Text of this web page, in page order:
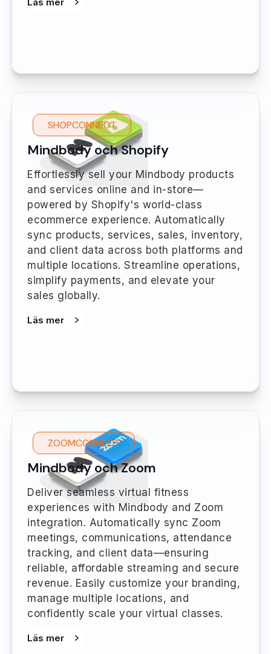
SHOPCONNECT
Mindbody och Shopify
Effortlessly sell your Mindbody products
and services online and in-store—
powered by Shopify's world-class
ecommerce experience. Automatically
sync products, services, sales, inventory,
and client data across both platforms and
multiple locations. Streamline operations,
simplify payments, and elevate your
sales globally.
Läs mer
ZOOMCONNECT
Mindbody och Zoom
Deliver seamless virtual fitness
experiences with Mindbody and Zoom
integration. Automatically sync Zoom
meetings, communications, attendance
tracking, and client data—ensuring
reliable, affordable streaming and secure
revenue. Easily customize your branding,
manage multiple locations, and
confidently scale your virtual classes.
Läs mer